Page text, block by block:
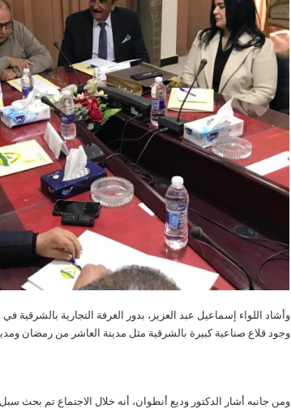
وأشاد اللواء إسماعيل عبد العزيز، بدور الغرفة التجارية
وجود قلاع صناعية كبيرة بالشرقية مثل مدينة العاشر من رمضان
ومن جانبه أشار الدكتور وديع أنطوان، أنه خلال الاجتماع تم بحث